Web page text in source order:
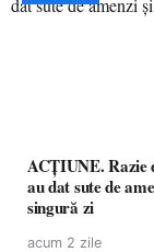
ACȚIUNE. Razie
au dat sute de
singură zi
acum 2 zile